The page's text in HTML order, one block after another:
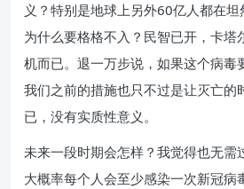
义？特别是地球上另外60亿人都在
为什么要格格不入？民智已开，卡塔
机而已。退一万步说，如果这个病毒
我们之前的措施也只不过是让灭亡的
已，没有实质性意义。
未来一段时期会怎样？我觉得也无需
大概率每个人会至少感染一次新冠病